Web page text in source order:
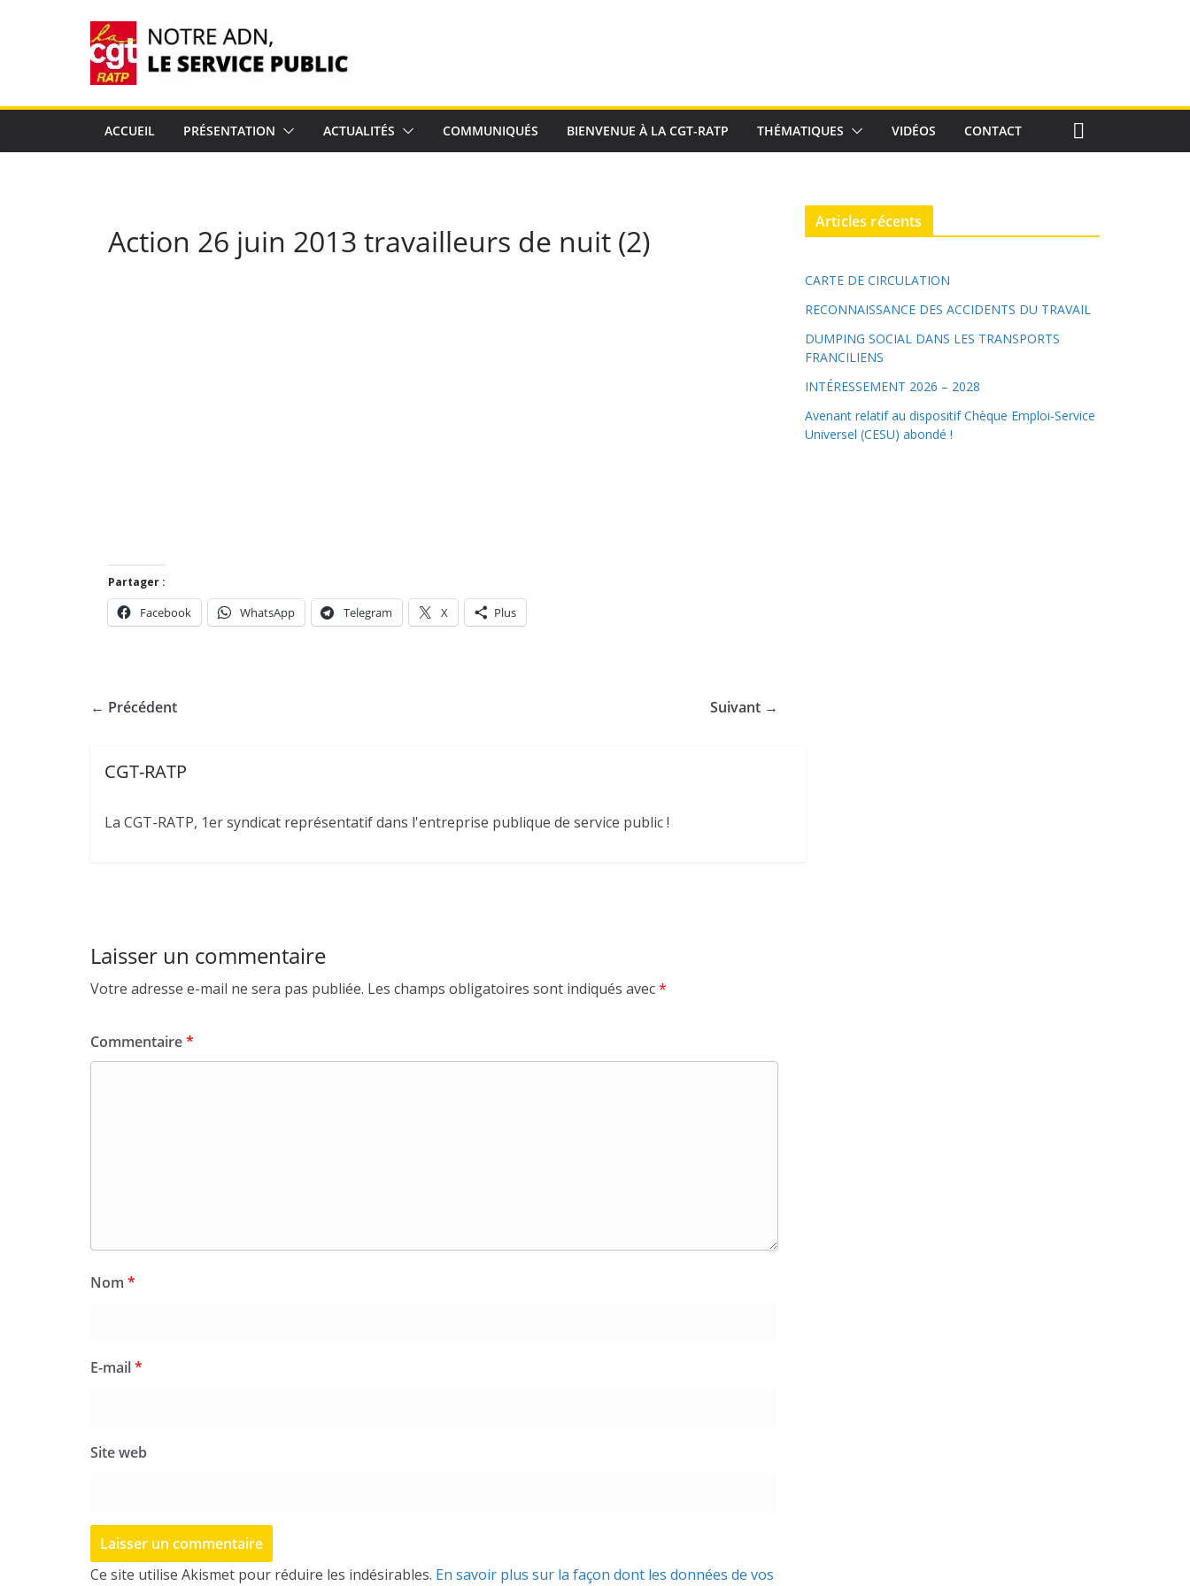
ACCUEIL PRÉSENTATION ACTUALITÉS COMMUNIQUÉS BIENVENUE À LA CGT-RATP THÉMATIQUES VIDÉOS CONTACT
Action 26 juin 2013 travailleurs de nuit (2)
Partager :
Facebook WhatsApp Telegram X Plus
← Précédent Suivant →
CGT-RATP
La CGT-RATP, 1er syndicat représentatif dans l'entreprise publique de service public !
Laisser un commentaire
Votre adresse e-mail ne sera pas publiée. Les champs obligatoires sont indiqués avec*
Commentaire*
Nom *
E-mail*
Site web
Ce site utilise Akismet pour réduire les indésirables. En savoir plus sur la façon dont les données de vos
Articles récents
CARTE DE CIRCULATION
RECONNAISSANCE DES ACCIDENTS DU TRAVAIL
DUMPING SOCIAL DANS LES TRANSPORTS
FRANCILIENS
INTÉRESSEMENT 2026 – 2028
Avenant relatif au dispositif Chèque Emploi-Service
Universel (CESU) abondé !